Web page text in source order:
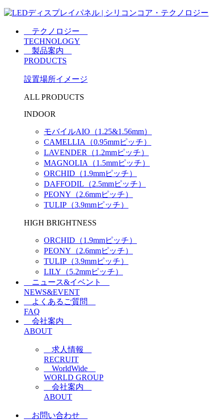
テクノロジー
TECHNOLOGY
製品案内
PRODUCTS
設置場所イメージ
ALL PRODUCTS
INDOOR
モバイルAIO（1.25&1.56mm）
CAMELLIA（0.95mmピッチ）
LAVENDER（1.2mmピッチ）
MAGNOLIA（1.5mmピッチ）
ORCHID（1.9mmピッチ）
DAFFODIL（2.5mmピッチ）
PEONY（2.6mmピッチ）
TULIP（3.9mmピッチ）
HIGH BRIGHTNESS
ORCHID（1.9mmピッチ）
PEONY（2.6mmピッチ）
TULIP（3.9mmピッチ）
LILY（5.2mmピッチ）
ニュース&イベント
NEWS&EVENT
よくあるご質問
FAQ
会社案内
ABOUT
求人情報
RECRUIT
WorldWide
WORLD GROUP
会社案内
ABOUT
お問い合わせ